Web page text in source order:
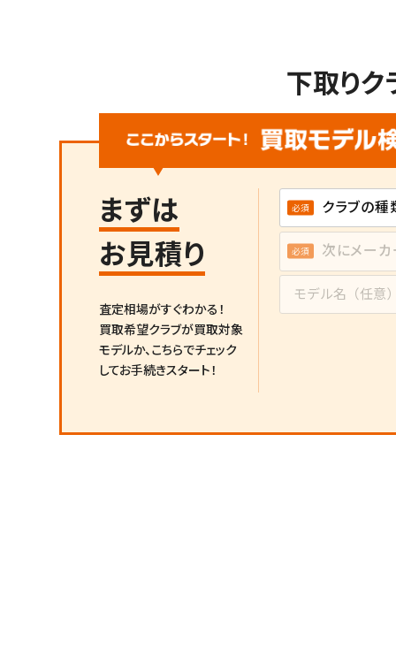
下取りク
まずは
お見積り
査定相場がすぐわかる！
買取希望クラブが買取対象
モデルか、 こちらでチェック
してお手続きスタート！